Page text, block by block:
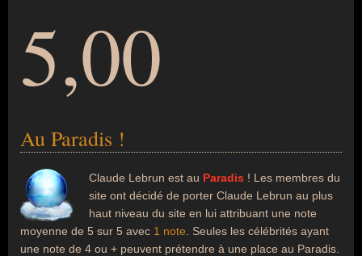
5,00
Au Paradis !
Claude Lebrun est au Paradis ! Les membres du
site ont décidé de porter Claude Lebrun au plus
haut niveau du site en lui attribuant une note
moyenne de 5 sur 5 avec 1 note . Seules les célébrités ayant
une note de 4 ou + peuvent prétendre à une place au Paradis.